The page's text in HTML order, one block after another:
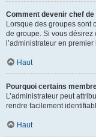
Comment devenir chef de
Lorsque des groupes sont
de groupe. Si vous désirez
l’administrateur en
Haut
Pourquoi certains
L’administrateur peut
rendre facilement
Haut